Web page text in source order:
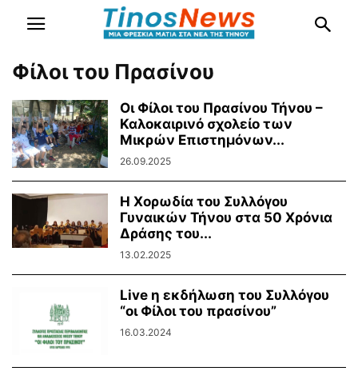
Φίλοι του Πρασίνου
Οι Φίλοι του Πρασίνου Τήνου –
Καλοκαιρινό σχολείο των
Μικρών Επιστημόνων...
26.09.2025
Η Χορωδία του Συλλόγου
Γυναικών Τήνου στα 50 Χρόνια
Δράσης του...
13.02.2025
Live η εκδήλωση του Συλλόγου
“οι Φίλοι του πρασίνου”
16.03.2024